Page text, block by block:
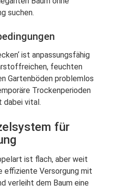
suchen.
ist anpassungsfähig
feuchten
Gartenböden problemlos
Trockenperioden
dabei vital.
für
ist flach, aber weit
effiziente Versorgung mit
verleiht dem Baum eine